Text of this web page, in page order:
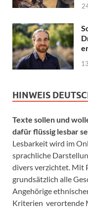
HINWEIS
Texte sollen und
dafür flüssig lesbar
Lesbarkeit wird im
sprachliche
divers verzichtet. Mit
grundsätzlich alle
Angehörige
Kriterien verortende